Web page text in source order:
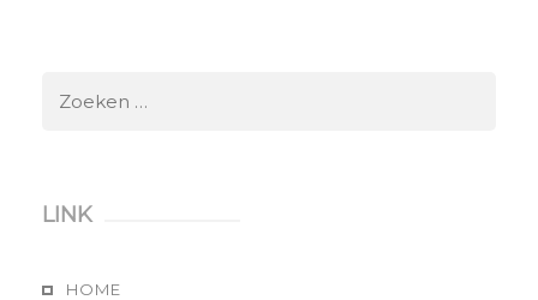
naar:
LINK
HOME